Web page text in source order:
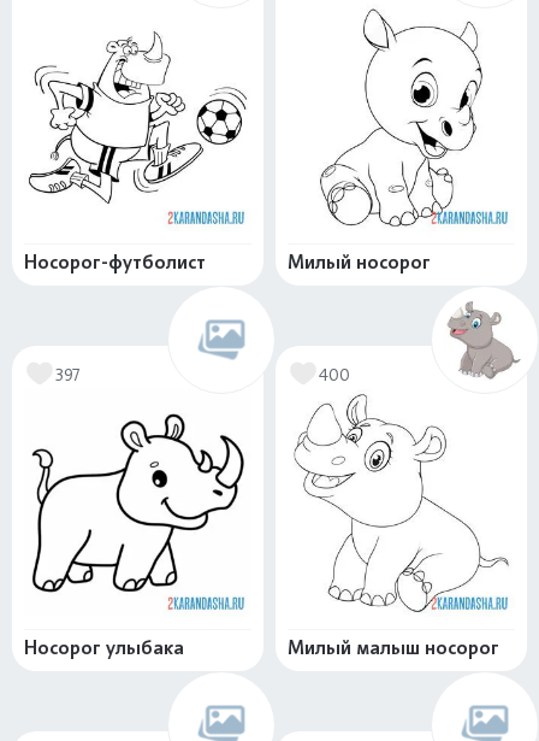
Носорог-футболист Милый носорог
397
Носорог улыбака
400
Милый малыш носорог